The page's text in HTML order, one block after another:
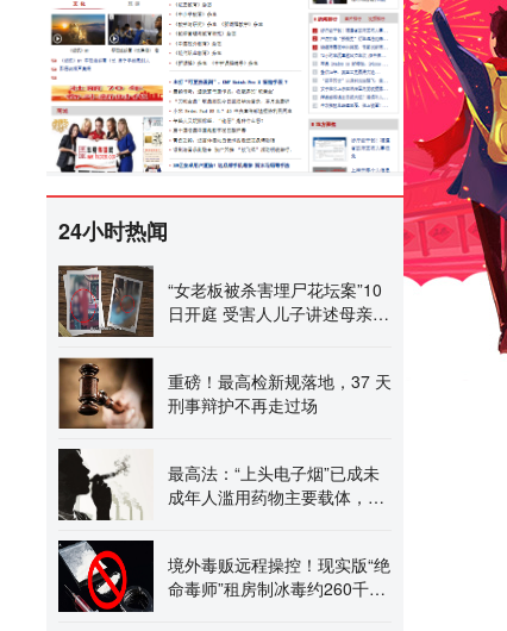
24小时热闻
“女老板被杀害埋尸花坛案”10
日开庭 受害人儿子讲述母亲遇
重磅！最高检新规落地，37 天
刑事辩护不再走过场
最高法：“上头电子烟”已成未
成年人滥用药物主要载体，烟
境外毒贩远程操控！现实版“绝
命毒师”租房制冰毒约260千克